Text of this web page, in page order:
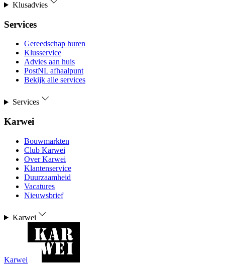
Klusadvies
Services
Gereedschap huren
Klusservice
Advies aan huis
PostNL afhaalpunt
Bekijk alle services
Services
Karwei
Bouwmarkten
Club Karwei
Over Karwei
Klantenservice
Duurzaamheid
Vacatures
Nieuwsbrief
Karwei
Karwei